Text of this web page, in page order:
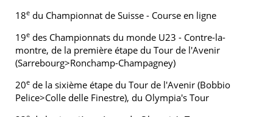
18e du Championnat de Suisse - Course en ligne
19e des Championnats du monde U23 - Contre-la-
montre, de la première étape du Tour de l'Avenir
(Sarrebourg>Ronchamp-Champagney)
20e de la sixième étape du Tour de l'Avenir (Bobbio
Pelice>Colle delle Finestre), du Olympia's Tour